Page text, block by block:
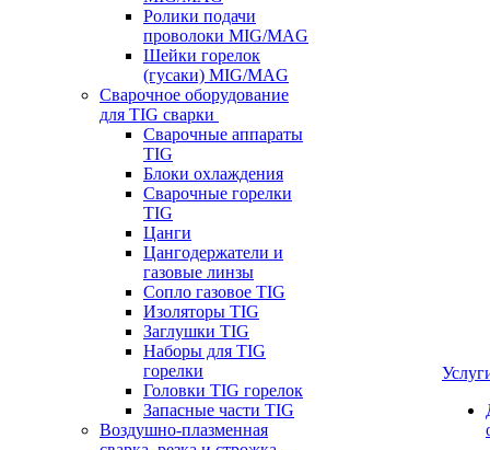
Ролики подачи
проволоки MIG/MAG
Шейки горелок
(гусаки) MIG/MAG
Сварочное оборудование
для TIG сварки
Сварочные аппараты
TIG
Блоки охлаждения
Сварочные горелки
TIG
Цанги
Цангодержатели и
газовые линзы
Сопло газовое TIG
Изоляторы TIG
Заглушки TIG
Наборы для TIG
горелки
Головки TIG горелок
Запасные части TIG
Воздушно-плазменная